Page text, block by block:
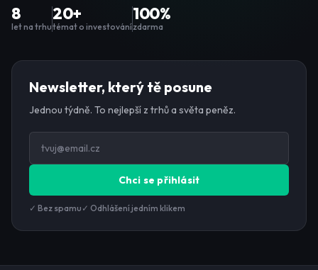
8
let na trhu
20+
témat o investování
100%
zdarma
Newsletter, který tě posune
Jednou týdně. To nejlepší z trhů a světa peněz.
Chci se přihlásit
✓ Bez spamu ✓ Odhlášení jedním klikem